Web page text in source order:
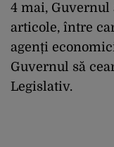
4 mai, Guvernul
articole, între
agenți
Guvernul să
Legislativ.